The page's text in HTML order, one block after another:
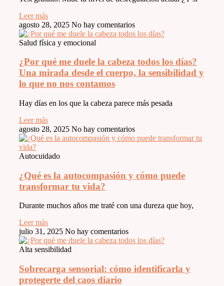
Leer más
agosto 28, 2025 No hay comentarios
Salud física y emocional
¿Por qué me duele la cabeza todos los días?
Una mirada desde el cuerpo, la sensibilidad y
lo que no nos contamos
Hay días en los que la cabeza parece más pesada
Leer más
agosto 28, 2025 No hay comentarios
Autocuidado
¿Qué es la autocompasión y cómo puede
transformar tu vida?
Durante muchos años me traté con una dureza que hoy,
Leer más
julio 31, 2025 No hay comentarios
Alta sensibilidad
Sobrecarga sensorial: cómo identificarla y
protegerte del caos diario